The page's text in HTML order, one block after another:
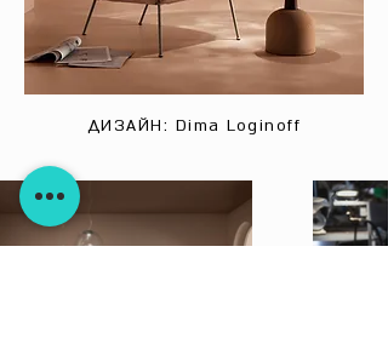
ДИЗАЙН: Dima Loginoff